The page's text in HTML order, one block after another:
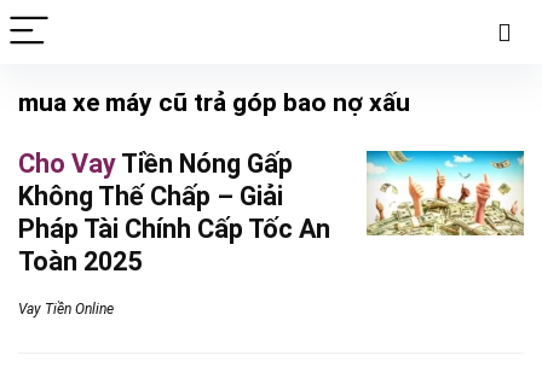
mua xe máy cũ trả góp bao nợ xấu
Cho Vay Tiền Nóng Gấp
Không Thế Chấp – Giải
Pháp Tài Chính Cấp Tốc An
Toàn 2025
Vay Tiền Online